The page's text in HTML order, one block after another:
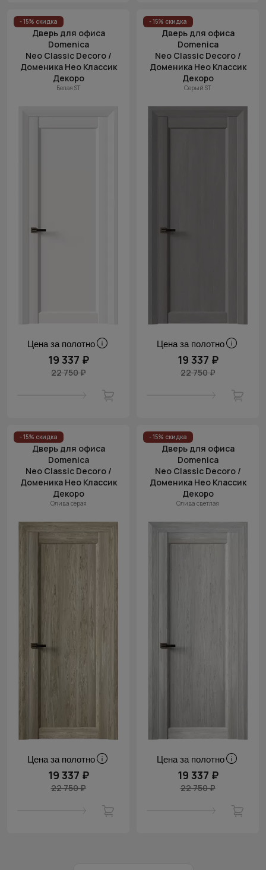
- 15% скидка
Дверь для офиса
Domenica
Neo Classic Decoro /
Доменика Нео Классик
Декоро
Белая ST
Цена за полотно
19 337 ₽
22 750 ₽
- 15% скидка
Дверь для офиса
Domenica
Neo Classic Decoro /
Доменика Нео Классик
Декоро
Серый ST
Цена за полотно
19 337 ₽
22 750 ₽
- 15% скидка
Дверь для офиса
Domenica
Neo Classic Decoro /
Доменика Нео Классик
Декоро
Олива серая
Цена за полотно
19 337 ₽
22 750 ₽
- 15% скидка
Дверь для офиса
Domenica
Neo Classic Decoro /
Доменика Нео Классик
Декоро
Олива светлая
Цена за полотно
19 337 ₽
22 750 ₽